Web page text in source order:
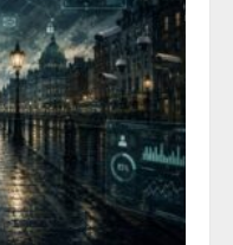
e Fundação Museu
celebram um ano
Pedro II – 200 anos”
Rezzutti
de aluguel em Minas
alta e chega à
taxa de 2026